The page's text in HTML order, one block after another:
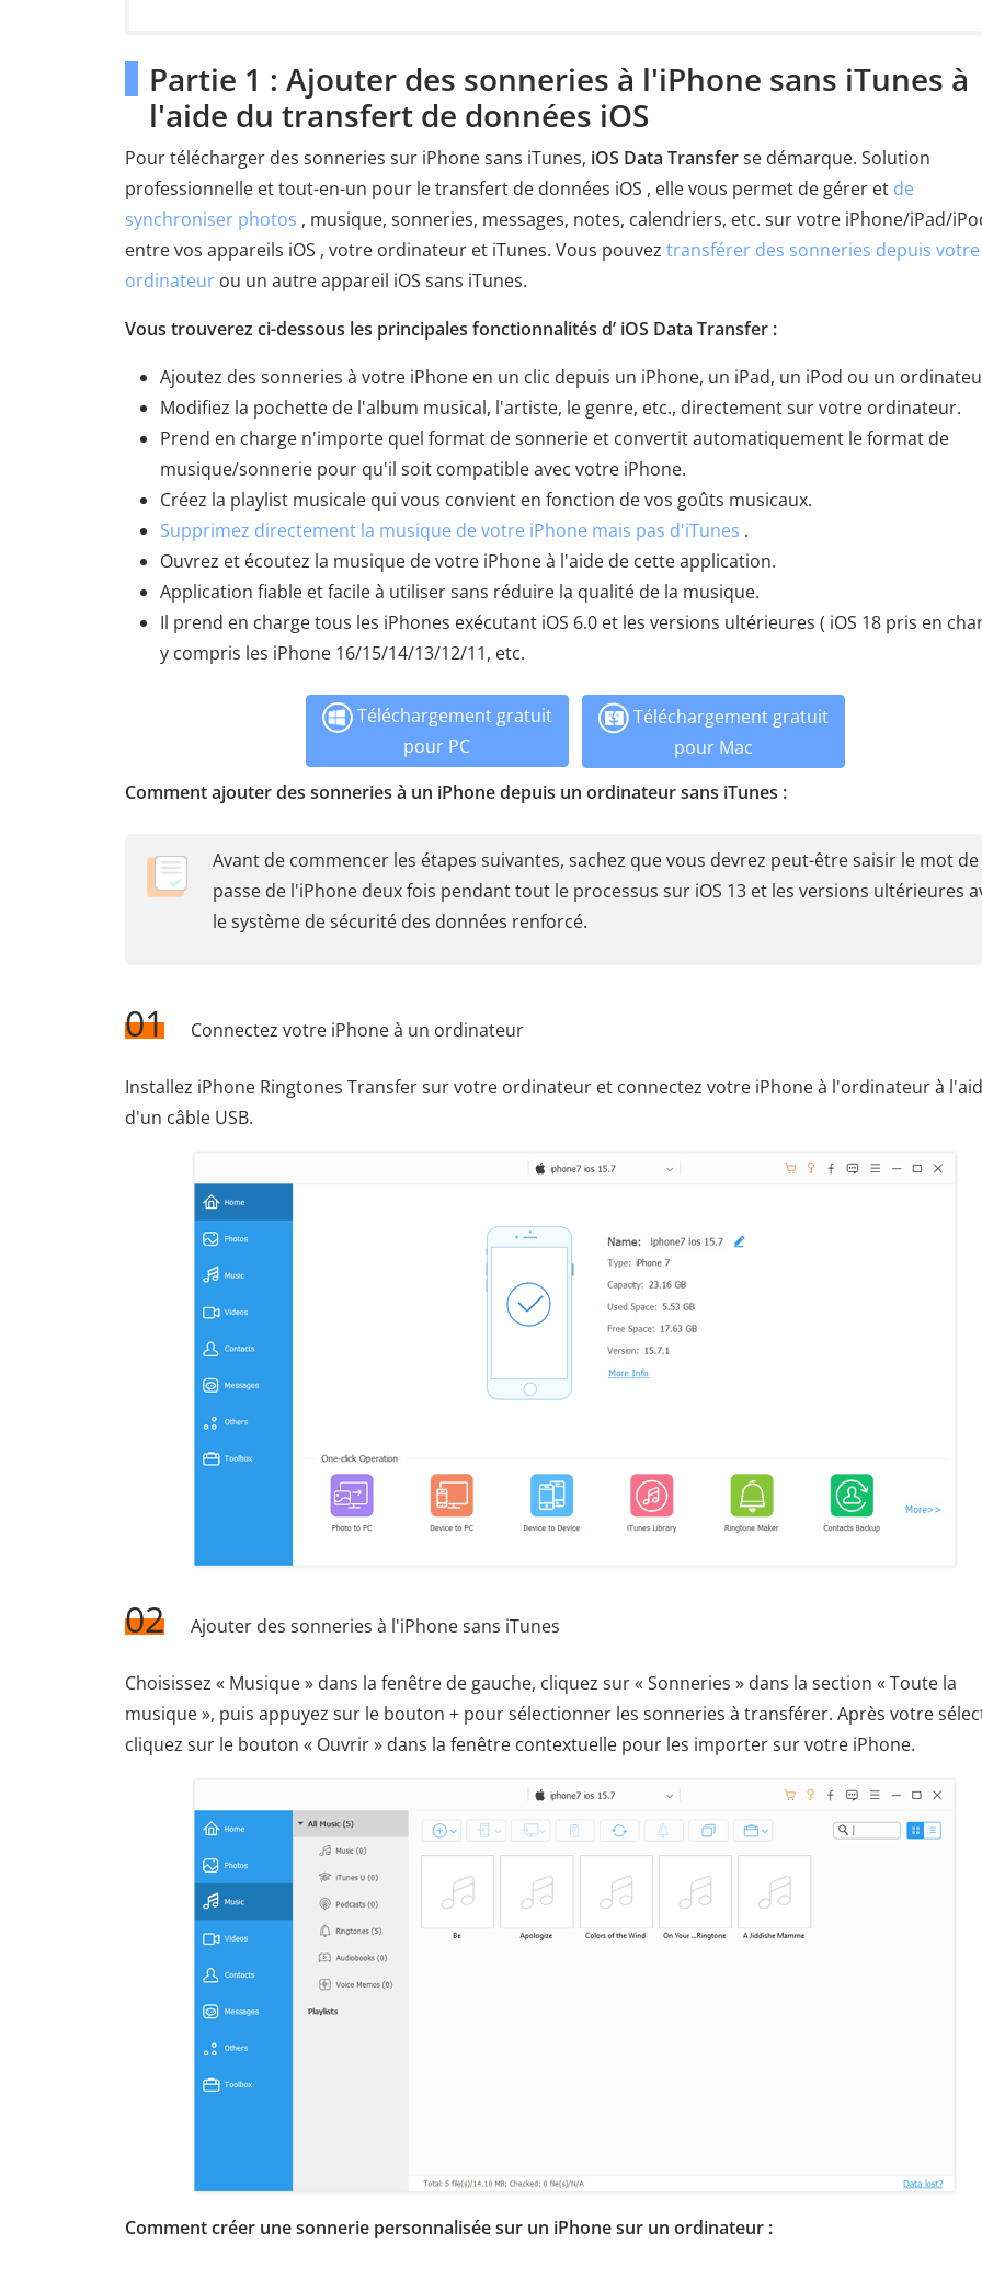
Partie 1 : Ajouter des sonneries à l'iPhone sans iTunes à
l'aide du transfert de données iOS
Pour télécharger des sonneries sur iPhone sans iTunes, iOS Data Transferse démarque. Solution
professionnelle et tout-en-un pour le transfert de données iOS , elle vous permet de gérer et de
synchroniser photos , musique, sonneries, messages, notes, calendriers, etc. sur votre iPhone/iPad/
entre vos appareils iOS , votre ordinateur et iTunes. Vous pouvez transférer des sonneries depuis votre
ordinateur ou un autre appareil iOS sans iTunes.
Vous trouverez ci-dessous les principales fonctionnalités d’ iOS Data Transfer :
Ajoutez des sonneries à votre iPhone en un clic depuis un iPhone, un iPad, un iPod ou un
Modifiez la pochette de l'album musical, l'artiste, le genre, etc., directement sur votre ordinateur.
Prend en charge n'importe quel format de sonnerie et convertit automatiquement le format de
musique/sonnerie pour qu'il soit compatible avec votre iPhone.
Créez la playlist musicale qui vous convient en fonction de vos goûts musicaux.
Supprimez directement la musique de votre iPhone mais pas d'iTunes .
Ouvrez et écoutez la musique de votre iPhone à l'aide de cette application.
Application fiable et facile à utiliser sans réduire la qualité de la musique.
Il prend en charge tous les iPhones exécutant iOS 6.0 et les versions ultérieures ( iOS 18 pris en
y compris les iPhone 16/15/14/13/12/11, etc.
Téléchargement gratuit
pour PC
Téléchargement gratuit
pour Mac
Comment ajouter des sonneries à un iPhone depuis un ordinateur sans iTunes :
Avant de commencer les étapes suivantes, sachez que vous devrez peut-être saisir le mot de
passe de l'iPhone deux fois pendant tout le processus sur iOS 13 et les versions ultérieures
le système de sécurité des données renforcé.
01 Connectez votre iPhone à un ordinateur
Installez iPhone Ringtones Transfer sur votre ordinateur et connectez votre iPhone à l'ordinateur à
d'un câble USB.
02 Ajouter des sonneries à l'iPhone sans iTunes
Choisissez « Musique » dans la fenêtre de gauche, cliquez sur « Sonneries » dans la section « Toute la
musique », puis appuyez sur le bouton + pour sélectionner les sonneries à transférer. Après votre
cliquez sur le bouton « Ouvrir » dans la fenêtre contextuelle pour les importer sur votre iPhone.
Comment créer une sonnerie personnalisée sur un iPhone sur un ordinateur :